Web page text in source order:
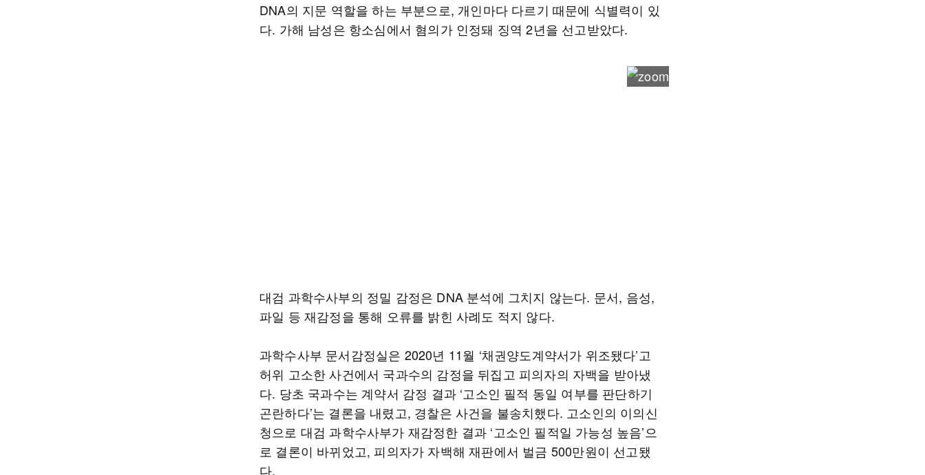
DNA의 지문 역할을 하는 부분으로, 개인마다 다르기 때문에 식별력이 있
다. 가해 남성은 항소심에서 혐의가 인정돼 징역 2년을 선고받았다.
대검 과학수사부의 정밀 감정은 DNA 분석에 그치지 않는다. 문서, 음성,
파일 등 재감정을 통해 오류를 밝힌 사례도 적지 않다.
과학수사부 문서감정실은 2020년 11월 ‘채권양도계약서가 위조됐다’고
허위 고소한 사건에서 국과수의 감정을 뒤집고 피의자의 자백을 받아냈
다. 당초 국과수는 계약서 감정 결과 ‘고소인 필적 동일 여부를 판단하기
곤란하다’는 결론을 내렸고, 경찰은 사건을 불송치했다. 고소인의 이의신
청으로 대검 과학수사부가 재감정한 결과 ‘고소인 필적일 가능성 높음’으
로 결론이 바뀌었고, 피의자가 자백해 재판에서 벌금 500만원이 선고됐
다.